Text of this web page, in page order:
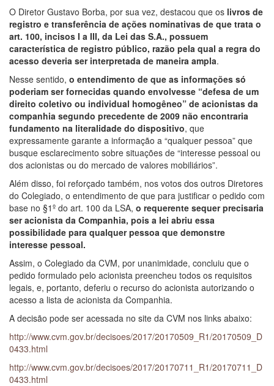
O Diretor Gustavo Borba, por sua vez, destacou que os livros de
registro e transferência de ações nominativas de que trata o
art. 100, incisos I a III, da Lei das S.A., possuem
característica de registro público, razão pela qual a regra do
acesso deveria ser interpretada de maneira ampla.
Nesse sentido, o entendimento de que as informações só
poderiam ser fornecidas quando envolvesse “defesa de um
direito coletivo ou individual homogêneo” de acionistas da
companhia segundo precedente de 2009 não encontraria
fundamento na literalidade do dispositivo, que
expressamente garante a informação a “qualquer pessoa” que
busque esclarecimento sobre situações de “interesse pessoal ou
dos acionistas ou do mercado de valores mobiliários”.
Além disso, foi reforçado também, nos votos dos outros Diretores
do Colegiado, o entendimento de que para justificar o pedido com
base no §1º do art. 100 da LSA, o requerente sequer precisaria
ser acionista da Companhia, pois a lei abriu essa
possibilidade para qualquer pessoa que demonstre
interesse pessoal.
Assim, o Colegiado da CVM, por unanimidade, concluiu que o
pedido formulado pelo acionista preencheu todos os requisitos
legais, e, portanto, deferiu o recurso do acionista autorizando o
acesso a lista de acionista da Companhia.
A decisão pode ser acessada no site da CVM nos links abaixo:
http://www.cvm.gov.br/decisoes/2017/20170509_R1/20170509_D
0433.html
http://www.cvm.gov.br/decisoes/2017/20170711_R1/20170711_D
0433.html